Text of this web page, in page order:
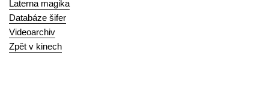
Laterna magika
Databáze šifer
Videoarchiv
Zpět v kinech